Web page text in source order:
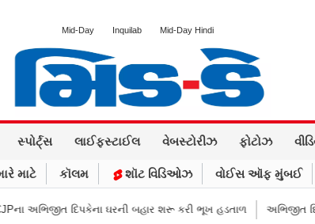
Mid-Day Inquilab Mid-Day Hindi
સ્પોર્ટ્સ લાઈફસ્ટાઈલ વેબસ્ટોરીઝ ફોટોઝ
માટે કૉલમ શૉટ વિડિઓઝ વોઈસ ઑફ મુંબઈ
ઘરની બહાર શરૂ કરી ભૂખ હડતાળ અભિજીત દિપકેએ CJPની નવી